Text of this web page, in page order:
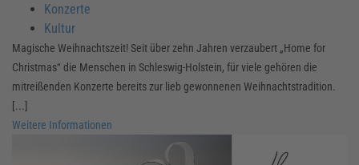
Konzerte
Kultur
Magische Weihnachtszeit! Seit über zehn Jahren verzaubert „Home for
Christmas“ die Menschen in Schleswig-Holstein, für viele gehören die
mitreißenden Konzerte bereits zur lieb gewonnenen Weihnachtstradition.
[...]
Weitere Informationen